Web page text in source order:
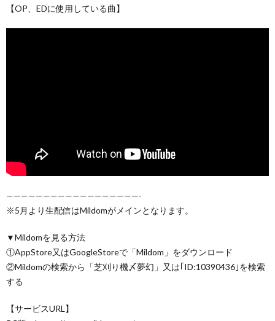
【OP、EDに使用している曲】
——————————————————-
※5月より生配信はMildomがメインとなります。
▼Mildomを見る方法
①AppStore又はGoogleStoreで「Mildom」をダウンロード
②Mildomの検索から「芝刈り機〆夢幻」又は｢ID:10390436｣を検索
する
【サービスURL】